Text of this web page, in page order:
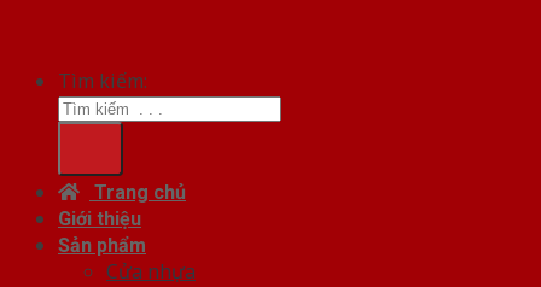
Tìm kiếm:
Trang chủ
Giới thiệu
Sản phẩm
Cửa nhựa